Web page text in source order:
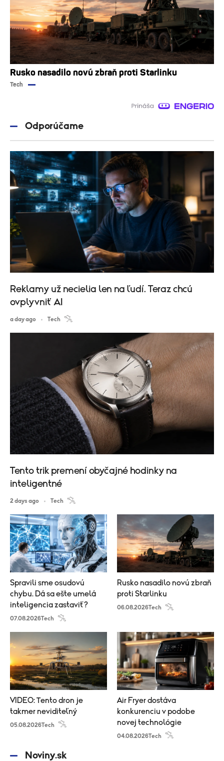
Rusko nasadilo novú zbraň proti Starlinku
Tech
Odporúčame
Reklamy už necielia len na ľudí. Teraz chcú
ovplyvniť AI
a day ago Tech
Tento trik premení obyčajné hodinky na
inteligentné
2 days ago Tech
Spravili sme osudovú
chybu. Dá sa ešte umelá
inteligencia zastaviť?
07.08.2026Tech
Rusko nasadilo novú zbraň
proti Starlinku
06.08.2026Tech
VIDEO: Tento dron je
takmer neviditeľný
05.08.2026Tech
Air Fryer dostáva
konkurenciu v podobe
novej technológie
04.08.2026Tech
Noviny.sk